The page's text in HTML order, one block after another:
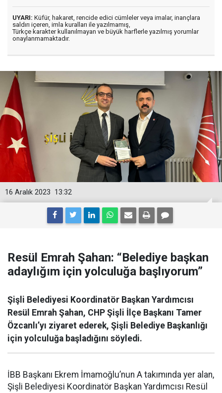
UYARI: Küfür, hakaret, rencide edici cümleler veya imalar, inançlara
saldırı içeren, imla kuralları ile yazılmamış,
Türkçe karakter kullanılmayan ve büyük harflerle yazılmış yorumlar
onaylanmamaktadır.
13:32
16 Aralık 2023
Resül Emrah Şahan: “Belediye başkan
adaylığım için yolculuğa başlıyorum”
Şişli Belediyesi Koordinatör Başkan Yardımcısı
Resül Emrah Şahan, CHP Şişli İlçe Başkanı Tamer
Özcanlı’yı ziyaret ederek, Şişli Belediye Başkanlığı
için yolculuğa başladığını söyledi.
İBB Başkanı Ekrem İmamoğlu’nun A takımında yer alan,
Şişli Belediyesi Koordinatör Başkan Yardımcısı Resül